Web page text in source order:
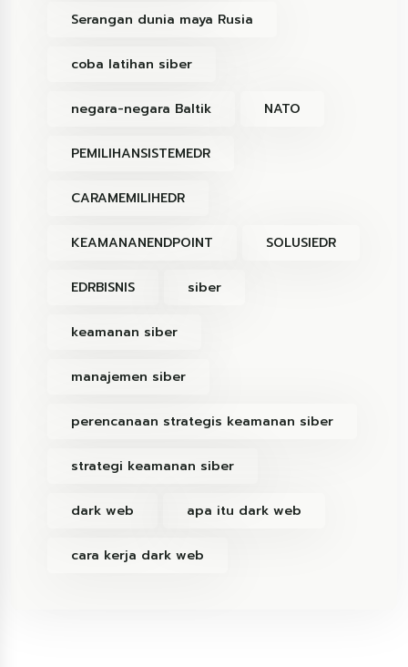
Serangan dunia maya Rusia
coba latihan siber
negara-negara Baltik NATO
PEMILIHANSISTEMEDR
CARAMEMILIHEDR
KEAMANANENDPOINT SOLUSIEDR
EDRBISNIS siber
keamanan siber
manajemen siber
perencanaan strategis keamanan siber
strategi keamanan siber
dark web apa itu dark web
cara kerja dark web